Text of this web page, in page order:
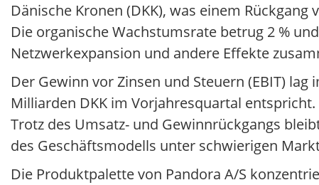
Dänische Kronen (DKK), was einem
Die organische Wachstumsrate betrug 2 %
Netzwerkexpansion und andere Effekte
Der Gewinn vor Zinsen und Steuern (EBIT) lag
Milliarden DKK im Vorjahresquartal
Trotz des Umsatz- und Gewinnrückgangs
des Geschäftsmodells unter schwierigen
Die Produktpalette von Pandora A/S